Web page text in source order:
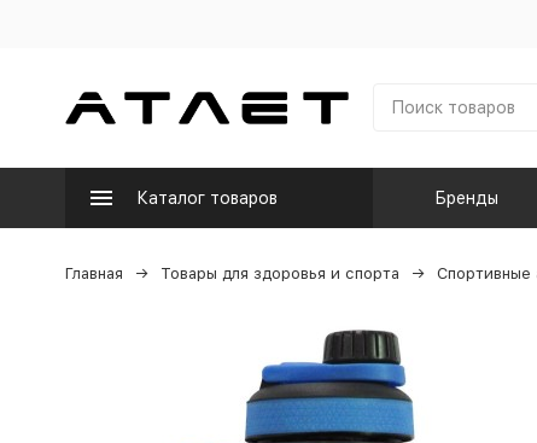
Каталог товаров Бренды
Главная Товары для здоровья и спорта Спортивные